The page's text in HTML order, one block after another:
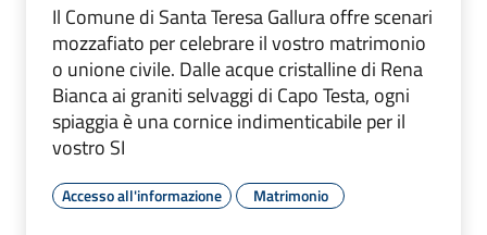
Il Comune di Santa Teresa Gallura offre scenari
mozzafiato per celebrare il vostro matrimonio
o unione civile. Dalle acque cristalline di Rena
Bianca ai graniti selvaggi di Capo Testa, ogni
spiaggia è una cornice indimenticabile per il
vostro SI
Accesso all'informazione Matrimonio